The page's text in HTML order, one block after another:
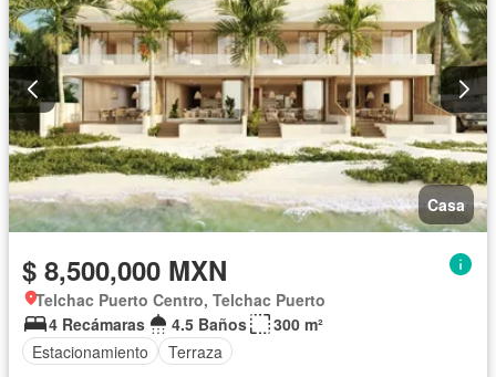
Casa
$ 8,500,000 MXN
Telchac Puerto Centro, Telchac Puerto
4 Recámaras
4.5 Baños
300 m²
Estacionamiento
Terraza